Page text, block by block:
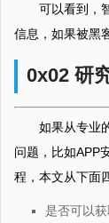
可以看到，
信息，如果被黑
0x02 研
如果从专业
问题，比如APP
程，本文从下面
是否可以